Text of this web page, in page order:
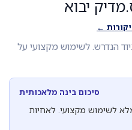
←
הנדרש. לשימוש מקצועי על
סיכום בינה מלאכותית
לשימוש מקצועי. לאחיות